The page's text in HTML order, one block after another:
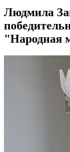
Людмила
"Народная